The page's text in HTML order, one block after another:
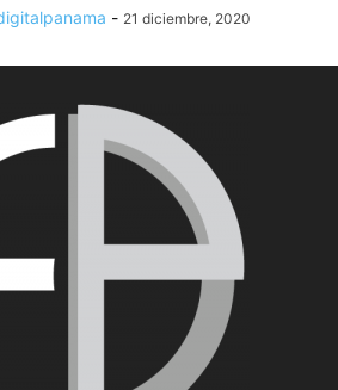
- 21 diciembre, 2020